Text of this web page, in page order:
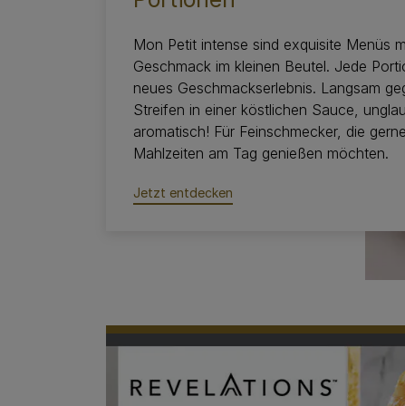
Mon Petit intense sind exquisite Menüs
Geschmack im kleinen Beutel. Jede
neues Geschmackserlebnis. Langsam
Streifen in einer köstlichen Sauce,
aromatisch! Für Feinschmecker, die
Mahlzeiten am Tag genießen möchten.
Jetzt entdecken